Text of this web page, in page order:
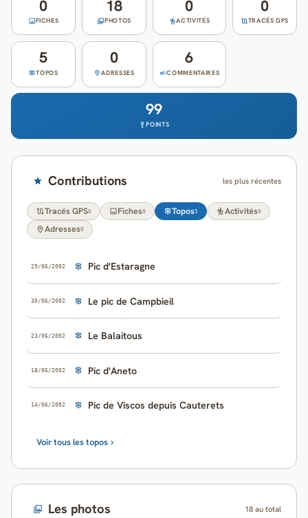
Mon compte
0
FICHES
18
PHOTOS
0
ACTIVITÉS
0
TRACÉS GPS
5
TOPOS
0
ADRESSES
6
COMMENTAIRES
99
POINTS
Contributions les plus récentes
Tracés GPS0 Fiches0 Topos5 Activités0
Adresses0
29/06/2002 Pic d'Estaragne
30/06/2002 Le pic de Campbieil
23/06/2002 Le Balaitous
18/06/2002 Pic d'Aneto
14/06/2002 Pic de Viscos depuis Cauterets
Voir tous les topos
Les photos 18 au total